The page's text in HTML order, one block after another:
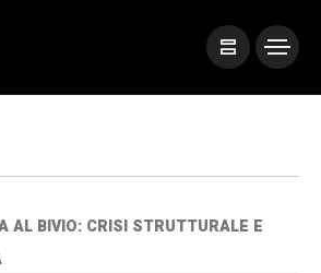
AL BIVIO: CRISI STRUTTURALE E